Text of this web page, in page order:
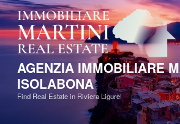
Перейти
к
содержимому
AGENZIA IMMOBILIARE
ISOLABONA
Find Real Estate in Riviera Ligure!